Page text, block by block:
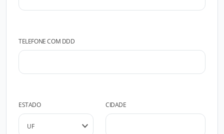
TELEFONE COM DDD
ESTADO CIDADE